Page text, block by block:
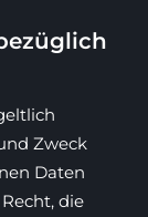
Zweck
Daten
die